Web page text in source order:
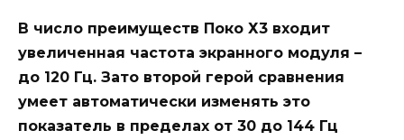
В число преимуществ Поко Х3 входит
увеличенная частота экранного модуля –
до 120 Гц. Зато второй герой сравнения
умеет автоматически изменять это
показатель в пределах от 30 до 144 Гц